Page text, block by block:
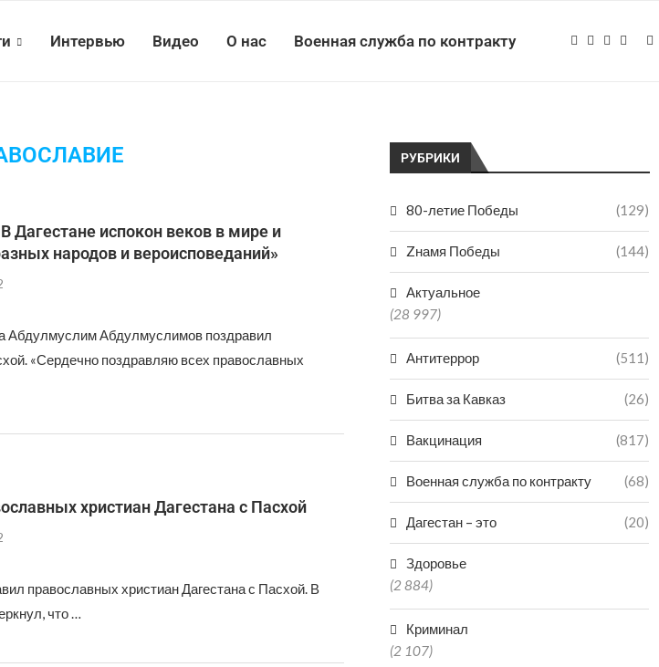
Интервью Видео О нас Военная служба по контракту
испокон веков в мире и
народов и вероисповеданий»
Абдулмуслим Абдулмуслимов поздравил
«Сердечно поздравляю всех православных
христиан Дагестана с Пасхой
православных христиан Дагестана с Пасхой. В
что …
РУБРИКИ
80-летие Победы (129)
Zнамя Победы (144)
Актуальное
(28 997)
Антитеррор (511)
Битва за Кавказ (26)
Вакцинация (817)
Военная служба по контракту (68)
Дагестан – это (20)
Здоровье
(2 884)
Криминал
(2 107)